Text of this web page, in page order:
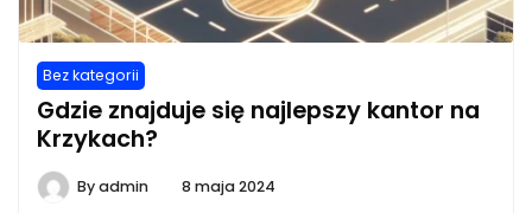
Bez kategorii
Gdzie znajduje się najlepszy kantor na
Krzykach?
Byadmin 8 maja 2024